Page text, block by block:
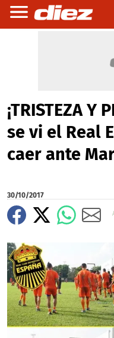
¡TRISTEZA Y
se vi el Real
caer ante
30/10/2017